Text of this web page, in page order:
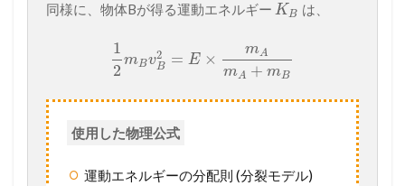
同様に、物体Bが得る運動エネルギー KB は、
1
2
mBv2
B = E ×
mA
mA + mB
使用した物理公式
運動エネルギーの分配則 (分裂モデル)